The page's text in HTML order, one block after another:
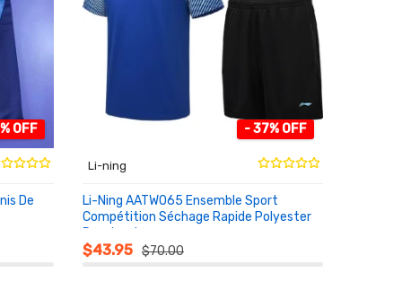
OFF
De
- 37% OFF
Li-ning
Li-Ning AATW065 Ensemble Sport
Compétition Séchage Rapide Polyester
Respirant
$43.95 $70.00